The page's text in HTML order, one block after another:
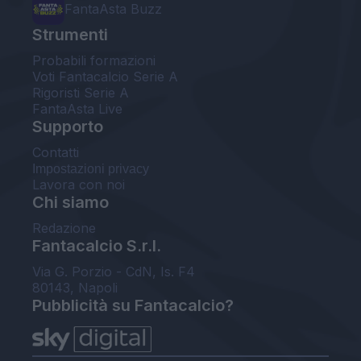
FantaAsta Buzz
Strumenti
Probabili formazioni
Voti Fantacalcio Serie A
Rigoristi Serie A
FantaAsta Live
Supporto
Contatti
Impostazioni privacy
Lavora con noi
Chi siamo
Redazione
Fantacalcio S.r.l.
Via G. Porzio - CdN, Is. F4
80143, Napoli
Pubblicità su Fantacalcio?